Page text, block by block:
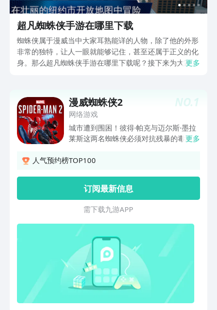
超凡蜘蛛侠手游在哪里下载
蜘蛛侠属于漫威当中大家耳熟能详的人物，除了他的外形
非常的独特，让人一眼就能够记住，甚至还属于正义的化
身。那么超凡蜘蛛侠手游在哪里下载呢？接下来为大家介
到紧张刺激的世界当中。
更多
NO.1
漫威蜘蛛侠2
网络游戏
城市遭到围困！彼得·帕克与迈尔斯·墨拉
莱斯这两名蜘蛛侠必须对抗残暴的毒液以
市、拯救彼此和他们所爱的人，在此同
宙纽约市探索有史以来最大的漫威宇宙纽
约市，包括布鲁克林与皇后区这两个新的
行政区，以及科尼岛等更多地点。摆荡、
跳跃并利用全新的蛛网翼在市内穿梭，在
探索开放世界的过程中快速于彼得·帕克
和迈尔斯·墨拉莱斯两名蜘蛛侠之间切
换，体验不同的故事和酷炫新能力。体验
扮演两名蜘蛛侠可使用彼得的新共生体技
能和迈尔斯的生物电毒液轰炸能力，发现
并收集可升级的高科技装备，提升战斗体
验。带来深度游戏体验和多样性。与经典
更多
人气预约榜TOP100
订阅最新信息
需 下 载 九 游 A P P